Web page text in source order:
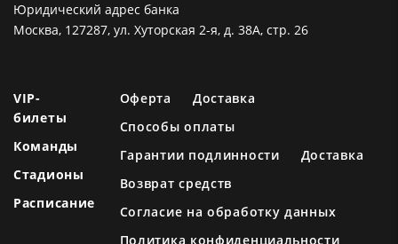
Юридический адрес банка
Москва, 127287, ул. Хуторская 2-я, д. 38А, стр. 26
VIP-
билеты
Команды
Стадионы
Расписание
Оферта
Доставка
Способы оплаты
Гарантии подлинности
Доставка
Возврат средств
Согласие на обработку данных
Политика конфиденциальности